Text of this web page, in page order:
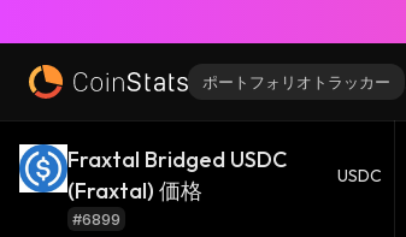
ポートフォリオトラッカー
Fraxtal Bridged USDC
(Fraxtal) 価格
USDC
#6899